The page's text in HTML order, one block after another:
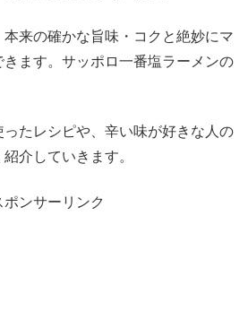
来の確かな旨味・コクと絶妙にマ
ます。サッポロ一番塩ラーメンの
たレシピや、辛い味が好きな人の
介していきます。
ポンサーリンク